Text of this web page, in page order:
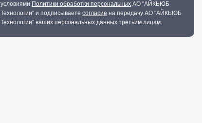
условиями Политики обработки персональных АО "АЙКЬЮБ
Технологии" и подписываетесогласие на передачу АО "АЙКЬЮБ
Технологии" ваших персональных данных третьим лицам.